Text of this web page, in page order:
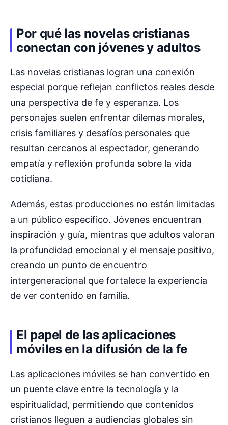
Por qué las novelas cristianas
conectan con jóvenes y adultos
Las novelas cristianas logran una conexión
especial porque reflejan conflictos reales desde
una perspectiva de fe y esperanza. Los
personajes suelen enfrentar dilemas morales,
crisis familiares y desafíos personales que
resultan cercanos al espectador, generando
empatía y reflexión profunda sobre la vida
cotidiana.
Además, estas producciones no están limitadas
a un público específico. Jóvenes encuentran
inspiración y guía, mientras que adultos valoran
la profundidad emocional y el mensaje positivo,
creando un punto de encuentro
intergeneracional que fortalece la experiencia
de ver contenido en familia.
El papel de las aplicaciones
móviles en la difusión de la fe
Las aplicaciones móviles se han convertido en
un puente clave entre la tecnología y la
espiritualidad, permitiendo que contenidos
cristianos lleguen a audiencias globales sin